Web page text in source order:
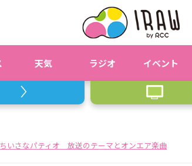
天気 ラジオ イベント
いさなパティオ 放送のテーマとオンエア楽曲